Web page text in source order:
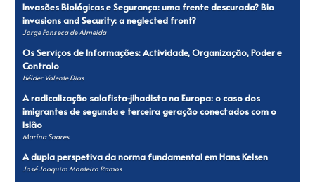
Invasões Biológicas e Segurança: uma frente descurada? Bio
invasions and Security: a neglected front?
Jorge Fonseca de Almeida
Os Serviços de Informações: Actividade, Organização, Poder e
Controlo
Hélder Valente Dias
A radicalização salafista-jihadista na Europa: o caso dos
imigrantes de segunda e terceira geração conectados com o
Islão
Marina Soares
A dupla perspetiva da norma fundamental em Hans Kelsen
José Joaquim Monteiro Ramos